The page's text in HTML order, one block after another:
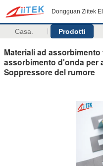
Dongguan Ziitek
Casa. Prodotti
Materiali ad
assorbimento d'onda per
Soppressore del rumore